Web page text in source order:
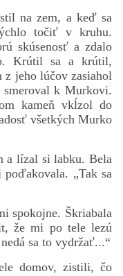
zem, a keď sa
točiť v kruhu.
skúsenosť a zdalo
Krútil sa a krútil,
z jeho lúčov zasiahol
k Murkovi.
kameň vkĺzol do
všetkých Murko
si labku. Bela
„Tak sa
Škriabala
že mi po tele lezú
sa to vydržať...“
zistili, čo